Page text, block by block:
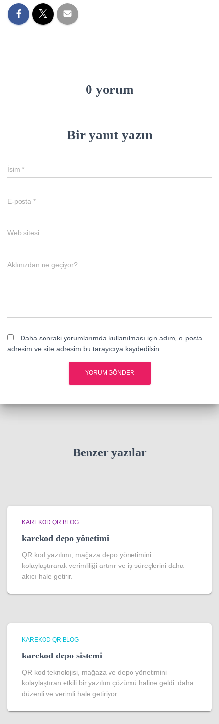
0 yorum
Bir yanıt yazın
İsim *
E-posta *
Web sitesi
Aklınızdan ne geçiyor?
Daha sonraki yorumlarımda kullanılması için adım, e-posta
adresim ve site adresim bu tarayıcıya kaydedilsin.
Benzer yazılar
KAREKOD QR BLOG
karekod depo yönetimi
QR kod yazılımı, mağaza depo yönetimini
kolaylaştırarak verimliliği artırır ve iş süreçlerini daha
akıcı hale getirir.
KAREKOD QR BLOG
karekod depo sistemi
QR kod teknolojisi, mağaza ve depo yönetimini
kolaylaştıran etkili bir yazılım çözümü haline geldi, daha
düzenli ve verimli hale getiriyor.